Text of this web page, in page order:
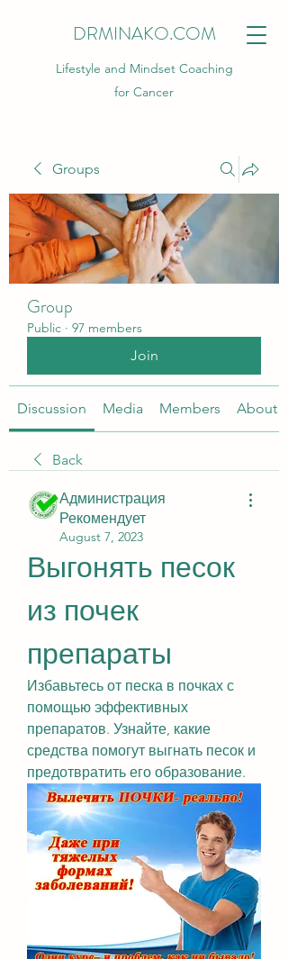
DRMINAKO.COM
Lifestyle and Mindset Coaching
for Cancer
Groups
Group
Public · 97 members
Join
Discussion Media Members About
Back
Администрация
Рекомендует
August 7, 2023
Выгонять песок
из почек
препараты
Избавьтесь от песка в почках с
помощью эффективных
препаратов. Узнайте, какие
средства помогут выгнать песок и
предотвратить его образование.